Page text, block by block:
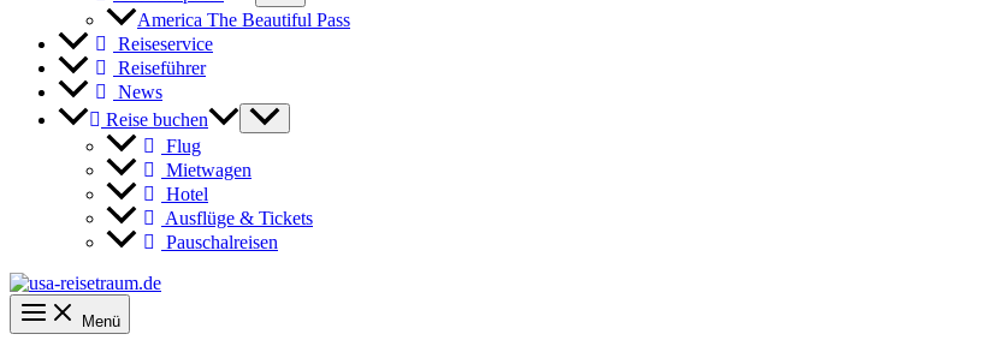
America The Beautiful Pass
Reiseservice
Reiseführer
News
Reise buchen
Flug
Mietwagen
Hotel
Ausflüge & Tickets
Pauschalreisen
Menü